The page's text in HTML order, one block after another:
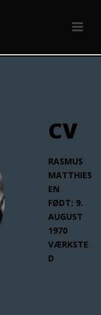
CV
RASMUS
MATTHIES
EN
FØDT: 9.
AUGUST
1970
VÆRKSTE
D